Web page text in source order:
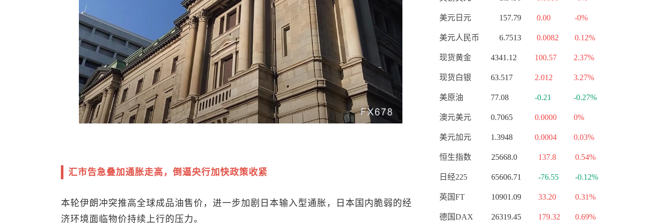
汇市告急叠加通胀走高，倒逼央行加快政策收紧
本轮伊朗冲突推高全球成品油售价，进一步加剧日本输入型通胀，日本国内脆弱的经
济环境面临物价持续上行的压力。
美元日元 157.79 0.00 -0%
美元人民币 6.7513 0.0082 0.12%
现货黄金 4341.12 100.57 2.37%
现货白银 63.517 2.012 3.27%
美原油 77.08 -0.21 -0.27%
澳元美元 0.7065 0.0000 0%
美元加元 1.3948 0.0004 0.03%
恒生指数 25668.0 137.8 0.54%
日经225 65606.71 -76.55 -0.12%
英国FT 10901.09 33.20 0.31%
德国DAX 26319.45 179.32 0.69%